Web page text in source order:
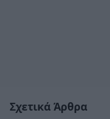
Σχετικά Άρθρα